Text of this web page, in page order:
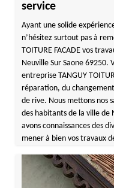
service
Ayant une solide
n’hésitez surtout pas à
TOITURE FACADE vos
Neuville Sur Saone 69250.
entreprise TANGUY
réparation, du
de rive. Nous mettons nos
des habitants de la ville de
avons connaissances des
mener à bien vos travaux